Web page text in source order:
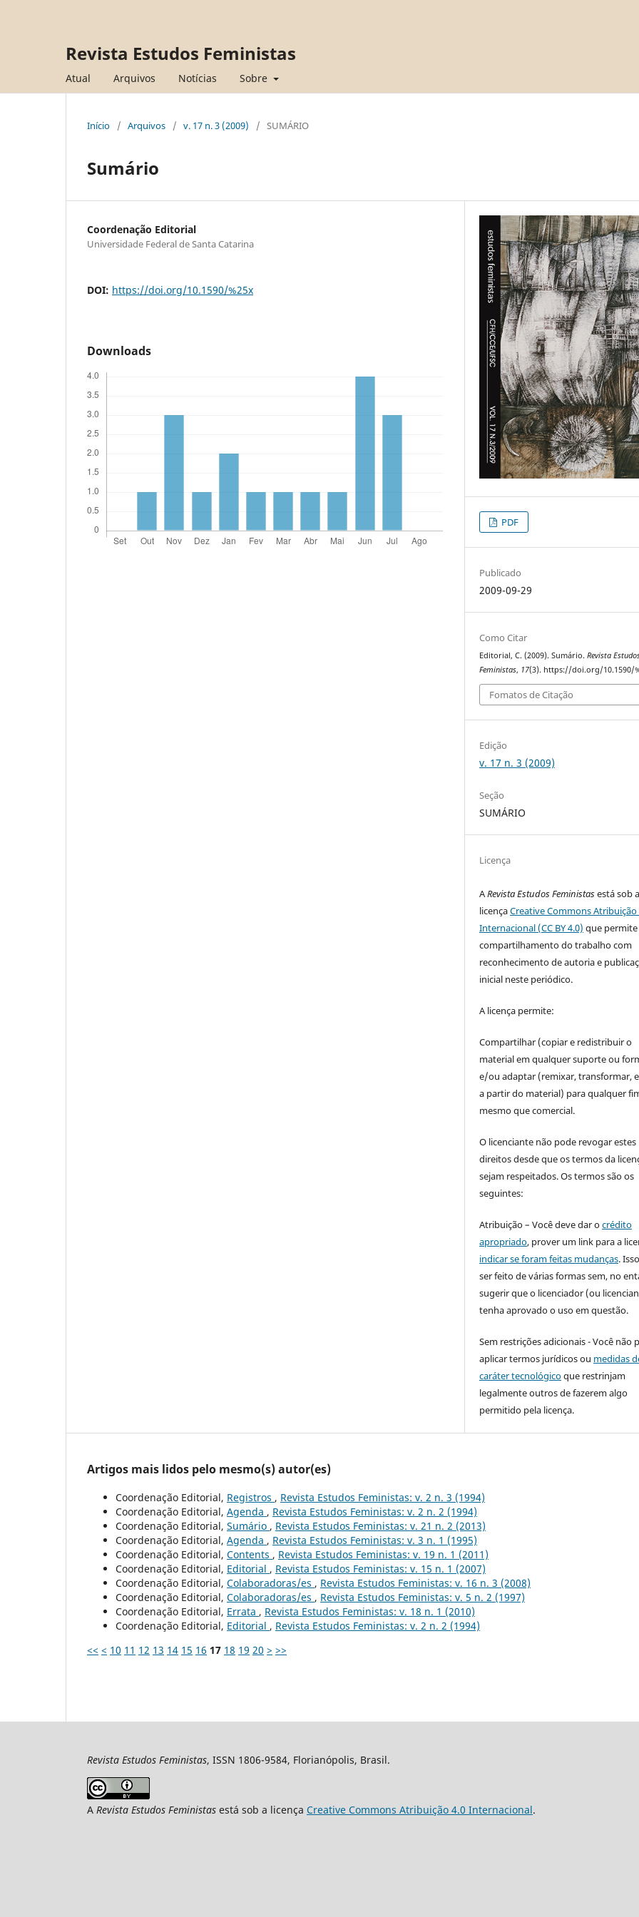
Revista Estudos Feministas
Atual Arquivos Notícias Sobre
Início / Arquivos / v. 17 n. 3 (2009) / SUMÁRIO
Sumário
Coordenação Editorial
Universidade Federal de Santa Catarina
DOI: https://doi.org/10.1590/%25x
Downloads
PDF
Publicado
2009-09-29
Como Citar
Editorial, C. (2009). Sumário.Revista
Feministas, 17(3). https://doi.org/10.1590/
Fomatos de Citação
Edição
v. 17 n. 3 (2009)
Seção
SUMÁRIO
Licença
ARevista Estudos Feministasestá sob a
licençaCreative Commons Atribuição
Internacional (CC BY 4.0) que
compartilhamento do trabalho com
reconhecimento de autoria e
inicial neste periódico.
A licença permite:
Compartilhar (copiar e redistribuir o
material em qualquer suporte ou
e/ou adaptar (remixar, transformar,
a partir do material) para qualquer
mesmo que comercial.
O licenciante não pode revogar estes
direitos desde que os termos da
sejam respeitados. Os termos são os
seguintes:
Atribuição – Você deve dar ocrédito
apropriado, prover um link para a
indicar se foram feitas mudanças.
ser feito de várias formas sem, no
sugerir que o licenciador (ou
tenha aprovado o uso em questão.
Sem restrições adicionais - Você não
aplicar termos jurídicos ou medidas
caráter tecnológicoque restrinjam
legalmente outros de fazerem algo
permitido pela licença.
Artigos mais lidos pelo mesmo(s) autor(es)
Coordenação Editorial, Registros , Revista Estudos Feministas: v. 2 n. 3 (1994)
Coordenação Editorial, Agenda , Revista Estudos Feministas: v. 2 n. 2 (1994)
Coordenação Editorial, Sumário , Revista Estudos Feministas: v. 21 n. 2 (2013)
Coordenação Editorial, Agenda , Revista Estudos Feministas: v. 3 n. 1 (1995)
Coordenação Editorial, Contents , Revista Estudos Feministas: v. 19 n. 1 (2011)
Coordenação Editorial, Editorial , Revista Estudos Feministas: v. 15 n. 1 (2007)
Coordenação Editorial, Colaboradoras/es , Revista Estudos Feministas: v. 16 n. 3 (2008)
Coordenação Editorial, Colaboradoras/es , Revista Estudos Feministas: v. 5 n. 2 (1997)
Coordenação Editorial, Errata , Revista Estudos Feministas: v. 18 n. 1 (2010)
Coordenação Editorial, Editorial , Revista Estudos Feministas: v. 2 n. 2 (1994)
<< < 10 11 12 13 14 15 16 17 18 19 20 > >>
Revista Estudos Feministas, ISSN 1806-9584, Florianópolis, Brasil.
A Revista Estudos Feministas está sob a licença Creative Commons Atribuição 4.0 Internacional.